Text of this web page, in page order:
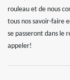
rouleau et de nous
tous nos savoir-faire
se passeront dans le
appeler!